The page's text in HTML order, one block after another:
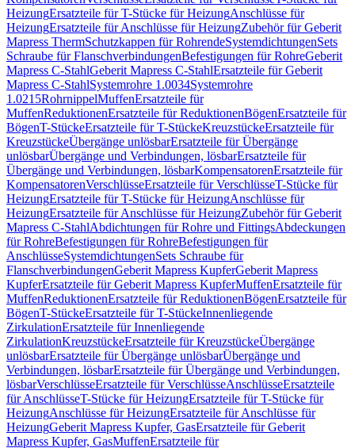
HeizungErsatzteile für T-Stücke für HeizungAnschlüsse für
HeizungErsatzteile für Anschlüsse für HeizungZubehör für Geberit
Mapress ThermSchutzkappen für RohrendeSystemdichtungenSets
Schraube für FlanschverbindungenBefestigungen für RohreGeberit
Mapress C-StahlGeberit Mapress C-StahlErsatzteile für Geberit
Mapress C-StahlSystemrohre 1.0034Systemrohre
1.0215RohrnippelMuffenErsatzteile für
MuffenReduktionenErsatzteile für ReduktionenBögenErsatzteile für
BögenT-StückeErsatzteile für T-StückeKreuzstückeErsatzteile für
KreuzstückeÜbergänge unlösbarErsatzteile für Übergänge
unlösbarÜbergänge und Verbindungen, lösbarErsatzteile für
Übergänge und Verbindungen, lösbarKompensatorenErsatzteile für
KompensatorenVerschlüsseErsatzteile für VerschlüsseT-Stücke für
HeizungErsatzteile für T-Stücke für HeizungAnschlüsse für
HeizungErsatzteile für Anschlüsse für HeizungZubehör für Geberit
Mapress C-StahlAbdichtungen für Rohre und FittingsAbdeckungen
für RohreBefestigungen für RohreBefestigungen für
AnschlüsseSystemdichtungenSets Schraube für
FlanschverbindungenGeberit Mapress KupferGeberit Mapress
KupferErsatzteile für Geberit Mapress KupferMuffenErsatzteile für
MuffenReduktionenErsatzteile für ReduktionenBögenErsatzteile für
BögenT-StückeErsatzteile für T-StückeInnenliegende
ZirkulationErsatzteile für Innenliegende
ZirkulationKreuzstückeErsatzteile für KreuzstückeÜbergänge
unlösbarErsatzteile für Übergänge unlösbarÜbergänge und
Verbindungen, lösbarErsatzteile für Übergänge und Verbindungen,
lösbarVerschlüsseErsatzteile für VerschlüsseAnschlüsseErsatzteile
für AnschlüsseT-Stücke für HeizungErsatzteile für T-Stücke für
HeizungAnschlüsse für HeizungErsatzteile für Anschlüsse für
HeizungGeberit Mapress Kupfer, GasErsatzteile für Geberit
Mapress Kupfer, GasMuffenErsatzteile für